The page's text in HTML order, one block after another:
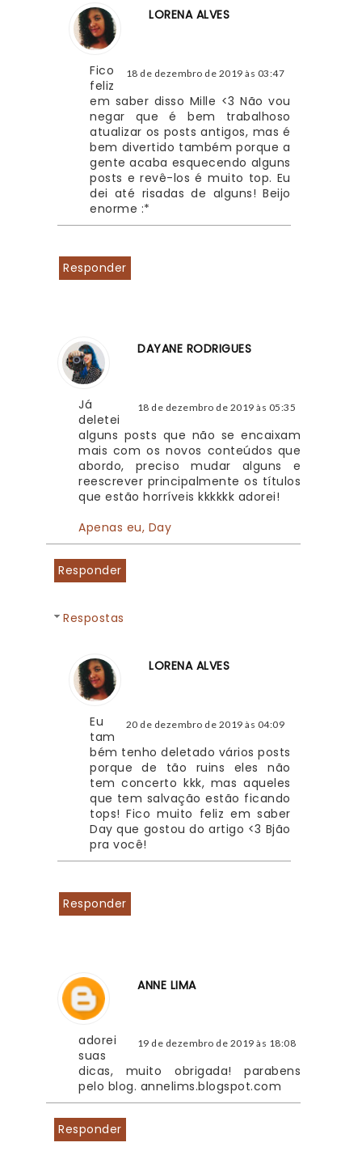
LORENA ALVES
18 de dezembro de 2019 às 03:47
Fico
feliz
em saber disso Mille <3 Não vou
negar que é bem trabalhoso
atualizar os posts antigos, mas é
bem divertido também porque a
gente acaba esquecendo alguns
posts e revê-los é muito top. Eu
dei até risadas de alguns! Beijo
enorme :*
Responder
DAYANE RODRIGUES
18 de dezembro de 2019 às 05:35
Já
deletei
alguns posts que não se encaixam
mais com os novos conteúdos que
abordo, preciso mudar alguns e
reescrever principalmente os títulos
que estão horríveis kkkkkk adorei!
Apenas eu, Day
Responder
Respostas
LORENA ALVES
20 de dezembro de 2019 às 04:09
Eu
tam
bém tenho deletado vários posts
porque de tão ruins eles não
tem concerto kkk, mas aqueles
que tem salvação estão ficando
tops! Fico muito feliz em saber
Day que gostou do artigo <3 Bjão
pra você!
Responder
ANNE LIMA
19 de dezembro de 2019 às 18:08
adorei
suas
dicas, muito obrigada! parabens
pelo blog. annelims.blogspot.com
Responder